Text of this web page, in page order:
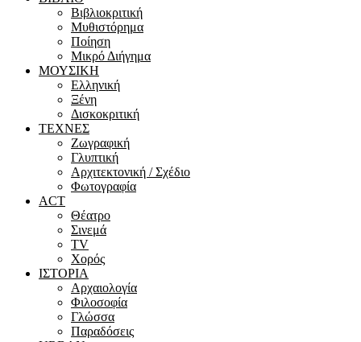
Βιβλιοκριτική
Μυθιστόρημα
Ποίηση
Μικρό Διήγημα
ΜΟΥΣΙΚΗ
Ελληνική
Ξένη
Δισκοκριτική
ΤΕΧΝΕΣ
Ζωγραφική
Γλυπτική
Αρχιτεκτονική / Σχέδιο
Φωτογραφία
ACT
Θέατρο
Σινεμά
ΤV
Χορός
ΙΣΤΟΡΙΑ
Αρχαιολογία
Φιλοσοφία
Γλώσσα
Παραδόσεις